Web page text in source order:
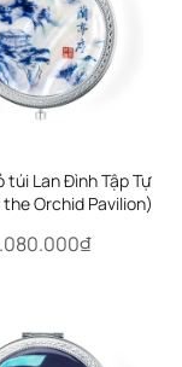
túi Lan Đình Tập Tự
Orchid Pavilion)